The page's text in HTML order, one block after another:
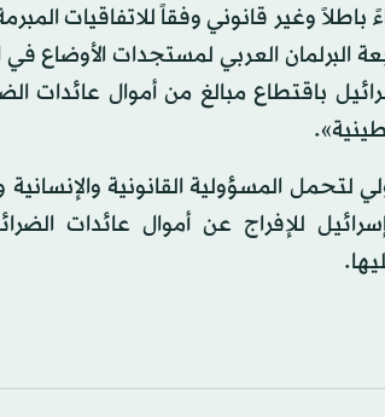
البرلمان العربي لمستجدات الأوضاع في
باقتطاع مبالغ من أموال عائدات
لتحمل المسؤولية القانونية
للإفراج عن أموال عائدات